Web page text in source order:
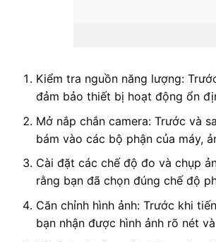
Kiểm tra nguồn năng lượng:
đảm bảo thiết bị hoạt động ổn
Mở nắp chắn camera: Trước và
bám vào các bộ phận của máy,
Cài đặt các chế độ đo và chụp
rằng bạn đã chọn đúng chế độ
Căn chỉnh hình ảnh: Trước khi
bạn nhận được hình ảnh rõ nét